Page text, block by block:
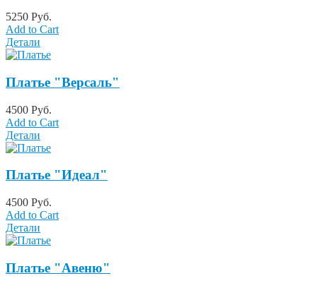
5250 Руб.
Add to Cart
Детали
Платье "Версаль"
4500 Руб.
Add to Cart
Детали
Платье "Идеал"
4500 Руб.
Add to Cart
Детали
Платье "Авеню"